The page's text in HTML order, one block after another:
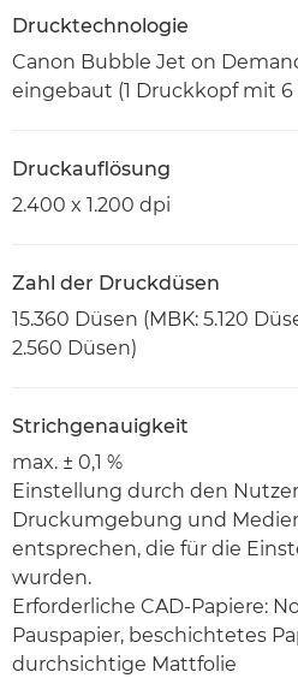
Drucktechnologie
Canon Bubble Jet on
eingebaut (1 Druckkopf mit 6
Druckauflösung
2.400 x 1.200 dpi
Zahl der Druckdüsen
15.360 Düsen (MBK: 5.120
2.560 Düsen)
Strichgenauigkeit
max. ± 0,1 %
Einstellung durch den
Druckumgebung und
entsprechen, die für die
wurden.
Erforderliche CAD-Papiere:
Pauspapier, beschichtetes
durchsichtige Mattfolie